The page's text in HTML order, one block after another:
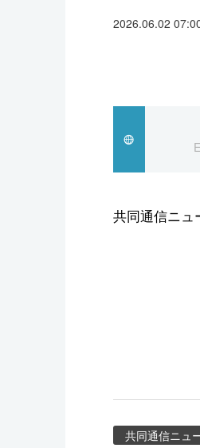
社会
科学・技術
暮らし
2026.06.02
共同通信ニュ
共同通信ニュ